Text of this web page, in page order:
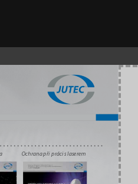
Ochrana při  práci s laserem